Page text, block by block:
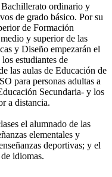
ordinario y
de grado básico. Por su
de Formación
y superior de las
y Diseño empezarán el
estudiantes de
las aulas de Educación de
para personas adultas a
Secundaria- y los
a distancia.
el alumnado de las
elementales y
deportivas; y el
idiomas.